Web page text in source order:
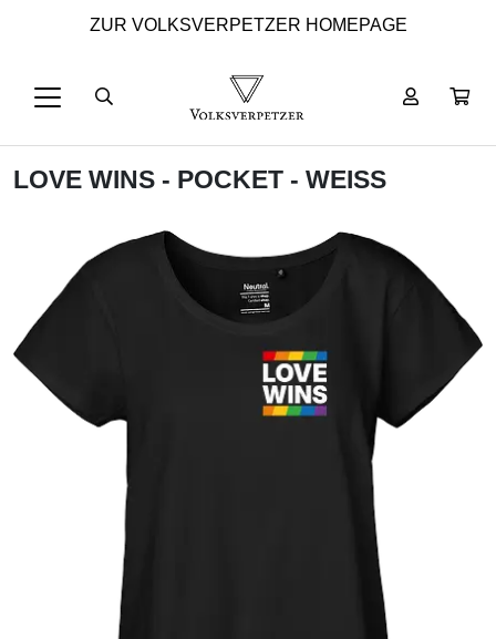
ZUR VOLKSVERPETZER HOMEPAGE
LOVE WINS - POCKET - WEISS